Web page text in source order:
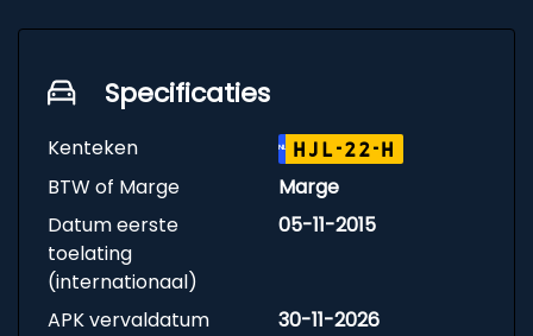
Specificaties
Kenteken NL HJL-22-H
BTW of Marge
Marge
Datum eerste
toelating
(internationaal)
05-11-2015
APK vervaldatum
30-11-2026